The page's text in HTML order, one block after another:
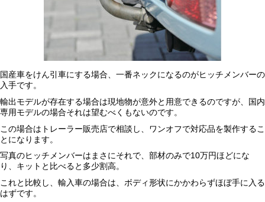
国産車をけん引車にする場合、一番ネックになるのがヒッチメンバーの
入手です。
輸出モデルが存在する場合は現地物が意外と用意できるのですが、国内
専用モデルの場合それは望むべくもないのです。
この場合はトレーラー販売店で相談し、ワンオフで対応品を製作するこ
とになります。
写真のヒッチメンバーはまさにそれで、部材のみで10万円ほどにな
り、キットと比べると多少割高。
これと比較し、輸入車の場合は、ボディ形状にかかわらずほぼ手に入る
はずです。